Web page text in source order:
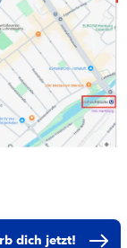
dich jetzt!